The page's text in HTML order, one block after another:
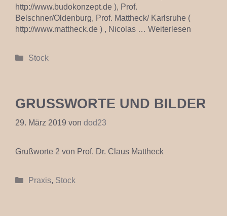
http://www.budokonzept.de ), Prof.
Belschner/Oldenburg, Prof. Mattheck/ Karlsruhe (
http://www.mattheck.de ) , Nicolas … Weiterlesen
Kategorien
Stock
GRUSSWORTE UND BILDER
29. März 2019 von dod23
Grußworte 2 von Prof. Dr. Claus Mattheck
Kategorien
Praxis, Stock